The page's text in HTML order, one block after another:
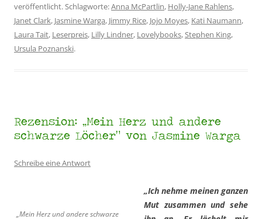
veröffentlicht. Schlagworte:Anna McPartlin, Holly-Jane Rahlens,
Janet Clark, Jasmine Warga, Jimmy Rice, Jojo Moyes, Kati Naumann,
Laura Tait, Leserpreis, Lilly Lindner, Lovelybooks,Stephen King,
Ursula Poznanski.
Rezension: „Mein Herz und andere
schwarze Löcher“ von Jasmine Warga
Schreibe eine Antwort
„Mein Herz und andere schwarze
„Ich nehme meinen ganzen
Mut zusammen und sehe